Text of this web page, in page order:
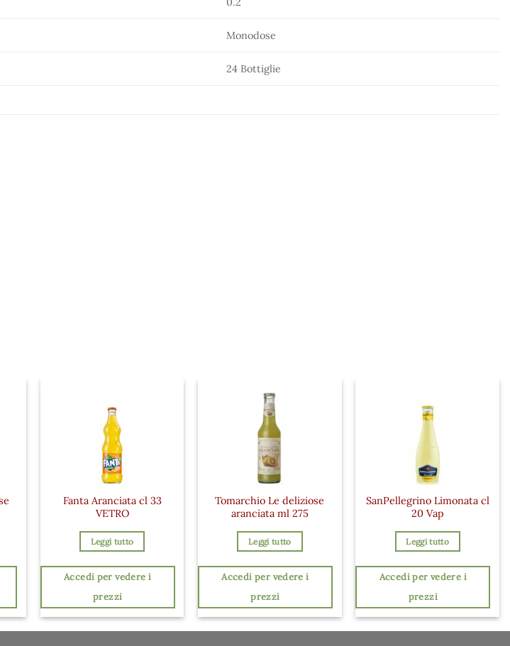
Monodose
24 Bottiglie
Fanta Aranciata cl 33
VETRO
Leggi tutto
Accedi per vedere i
prezzi
Tomarchio Le deliziose
aranciata ml 275
Leggi tutto
Accedi per vedere i
prezzi
SanPellegrino Limonata cl
20 Vap
Leggi tutto
Accedi per vedere i
prezzi